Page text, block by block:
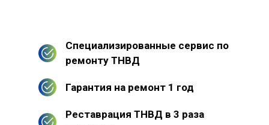
Специализированные сервис по
ремонту ТНВД
Гарантия на ремонт 1 год
Реставрация ТНВД в 3 раза